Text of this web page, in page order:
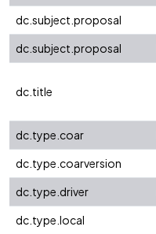
dc.subject.proposal
dc.subject.proposal
dc.title
dc.type.coar
dc.type.coarversion
dc.type.driver
dc.type.local